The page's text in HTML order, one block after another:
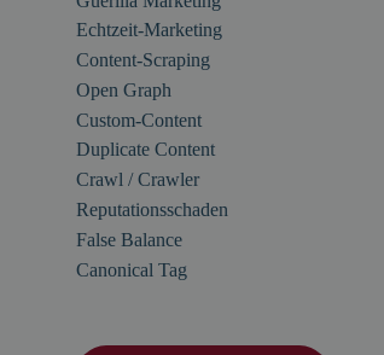
Echtzeit-Marketing
Content-Scraping
Open Graph
Custom-Content
Duplicate Content
Crawl / Crawler
Reputationsschaden
False Balance
Canonical Tag